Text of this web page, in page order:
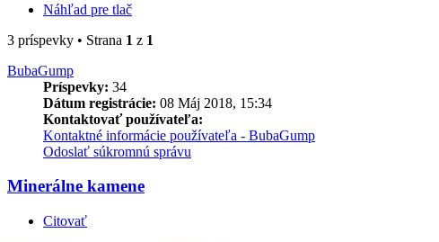
Náhľad pre tlač
3 príspevky • Strana 1 z 1
BubaGump
Príspevky: 34
Dátum registrácie: 08 Máj 2018, 15:34
Kontaktovať používateľa:
Kontaktné informácie používateľa - BubaGump
Odoslať súkromnú správu
Minerálne kamene
Citovať